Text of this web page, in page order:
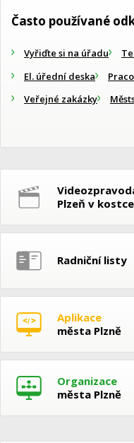
Často používané
Vyřiďte si na úřadu
El. úřední deska
Veřejné zakázky
Plzeň v kostce
Radniční listy
Aplikace
města Plzně
Organizace
města Plzně